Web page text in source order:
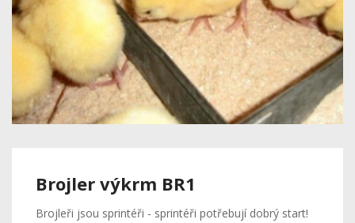
Brojler výkrm BR1
Brojleři jsou sprintéři - sprintéři potřebují dobrý start!